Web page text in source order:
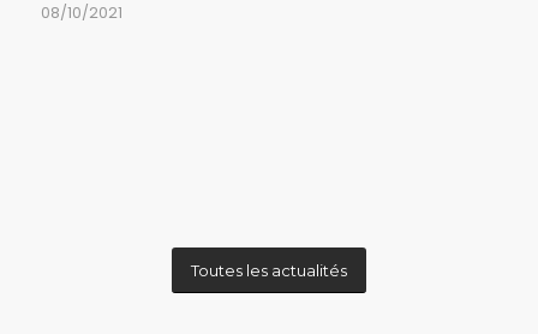
08/10/2021
Toutes les actualités